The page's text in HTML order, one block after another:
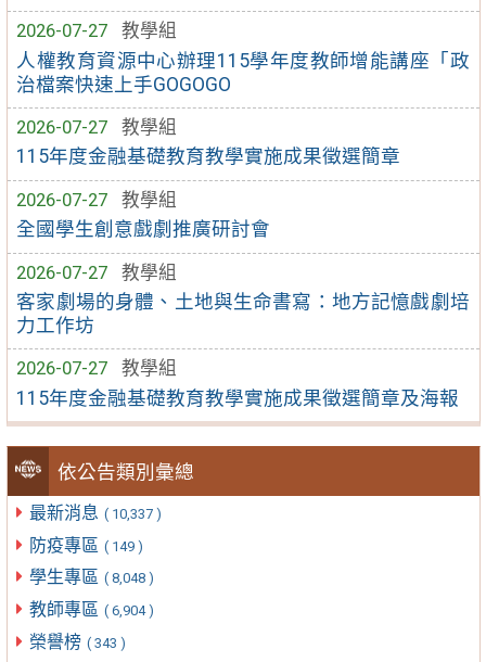
2026-07-27
教學組
人權教育資源中心辦理115學年度教師增能講座「政
治檔案快速上手GOGOGO
2026-07-27
教學組
115年度金融基礎教育教學實施成果徵選簡章
2026-07-27
教學組
全國學生創意戲劇推廣研討會
2026-07-27
教學組
客家劇場的身體、土地與生命書寫：地方記憶戲劇培
力工作坊
2026-07-27
教學組
115年度金融基礎教育教學實施成果徵選簡章及海報
依公告類別彙總
最新消息 ( 10,337 )
防疫專區 ( 149 )
學生專區 ( 8,048 )
教師專區 ( 6,904 )
榮譽榜 ( 343 )